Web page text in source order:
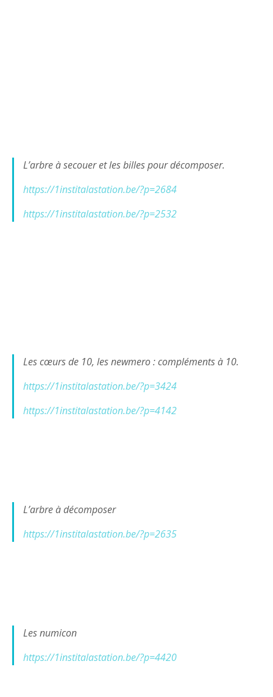
L’arbre à secouer et les billes pour décomposer.
https://1institalastation.be/?p=2684
https://1institalastation.be/?p=2532
Les cœurs de 10, les newmero : compléments à 10.
https://1institalastation.be/?p=3424
https://1institalastation.be/?p=4142
L’arbre à décomposer
https://1institalastation.be/?p=2635
Les numicon
https://1institalastation.be/?p=4420